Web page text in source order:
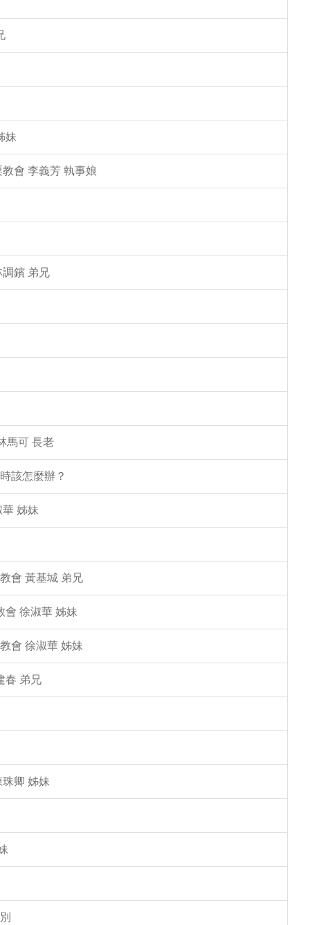
妹
會 李義芳 執事娘
鑌 弟兄
馬可 長老
該怎麼辦？
姊妹
會 黃基城 弟兄
會 徐淑華 姊妹
會 徐淑華 姊妹
春 弟兄
卿 姊妹